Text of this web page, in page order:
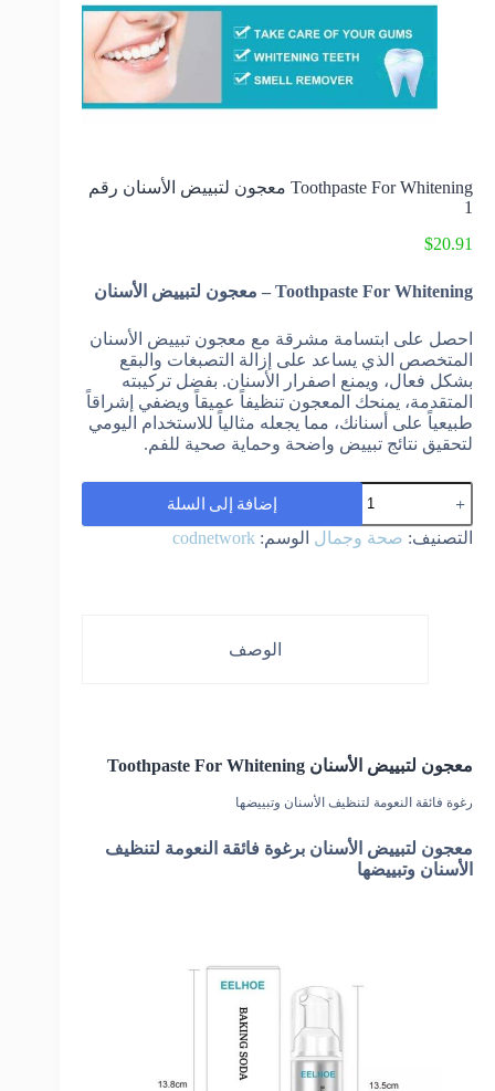
Toothpaste For Whitening معجون لتبييض الأسنان رقم
1
$20.91
Toothpaste For Whitening – معجون لتبييض الأسنان
احصل على ابتسامة مشرقة مع معجون تبييض الأسنان
المتخصص الذي يساعد على إزالة التصبغات والبقع
بشكل فعال، ويمنع اصفرار الأسنان. بفضل تركيبته
المتقدمة، يمنحك المعجون تنظيفاً عميقاً ويضفي إشراقاً
طبيعياً على أسنانك، مما يجعله مثالياً للاستخدام اليومي
لتحقيق نتائج تبييض واضحة وحماية صحية للفم.
كمية
Toothpaste
For
Whitening
إضافة إلى السلة
التصنيف: صحة وجمال الوسم: codnetwork
الوصف
معجون لتبييض الأسنان Toothpaste For Whitening
رغوة فائقة النعومة لتنظيف الأسنان وتبييضها
معجون لتبييض الأسنان برغوة فائقة النعومة لتنظيف
الأسنان وتبييضها